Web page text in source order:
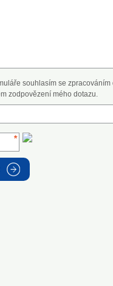
souhlasím se zpracováním
zodpovězení mého dotazu.